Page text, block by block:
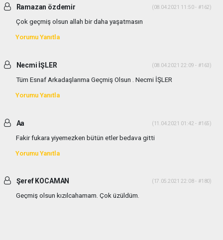
Ramazan özdemir (08.04.2021 11:50 - #162)
Çok geçmiş olsun allah bir daha yaşatmasın
Yorumu Yanıtla
Necmi İŞLER (08.04.2021 22:09 - #163)
Tüm Esnaf Arkadaşlarıma Geçmiş Olsun . Necmi İŞLER
Yorumu Yanıtla
Aa (11.04.2021 01:42 - #165)
Fakir fukara yiyemezken bütün etler bedava gitti
Yorumu Yanıtla
Şeref KOCAMAN (17.05.2021 22:08 - #180)
Geçmiş olsun kızılcahamam. Çok üzüldüm.